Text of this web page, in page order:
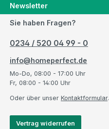
Newsletter
Sie haben Fragen?
0234 / 520 04 99 - 0
info@homeperfect.de
Mo-Do, 08:00 - 17:00 Uhr
Fr, 08:00 - 14:00 Uhr
Oder über unser Kontaktformular.
Vertrag widerrufen